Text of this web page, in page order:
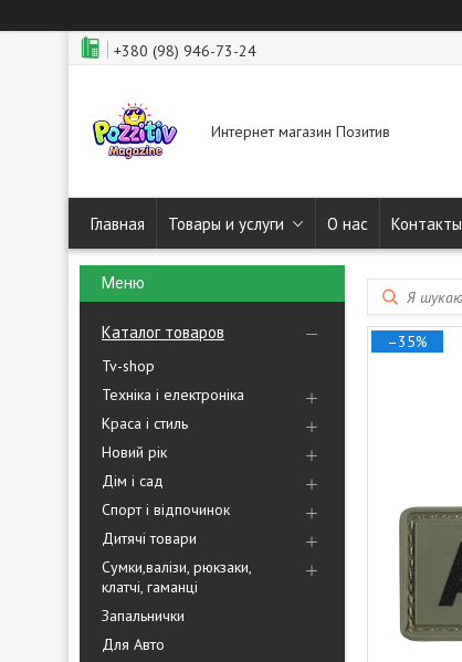
+380 (98) 946-73-24
Интернет магазин Позитив
Главная Товары и услуги О нас Контакты
Каталог товаров
Tv-shop
Техніка і електроніка
Краса і стиль
Новий рік
Дім і сад
Спорт і відпочинок
Дитячі товари
Сумки,валізи, рюкзаки,
клатчі, гаманці
Запальнички
Для Авто
–35%